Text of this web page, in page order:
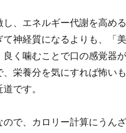
、エネルギー代謝を高め
神経質になるよりも、「
く噛むことで口の感覚器
栄養分を気にすれば怖い
です。
で、カロリー計算にうん